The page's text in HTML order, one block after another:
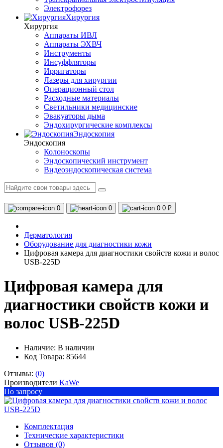
Электрофорез
Хирургия
Хирургия
Аппараты ИВЛ
Аппараты ЭХВЧ
Инструменты
Инсуффляторы
Ирригаторы
Лазеры для хирургии
Операционный стол
Расходные материалы
Светильники медицинские
Эвакуаторы дыма
Эндохирургические комплексы
Эндоскопия
Эндоскопия
Колоноскопы
Эндоскопический инструмент
Видеоэндоскопическая система
0 0 0 0 ₽
Дерматология
Оборудование для диагностики кожи
Цифровая камера для диагностики свойств кожи и волос
USB-225D
Цифровая камера для
диагностики свойств кожи и
волос USB-225D
Наличие: В наличии
Код Товара: 85644
Отзывы: (0)
Производители KaWe
По запросу
Комплектация
Технические характеристики
Отзывов (0)